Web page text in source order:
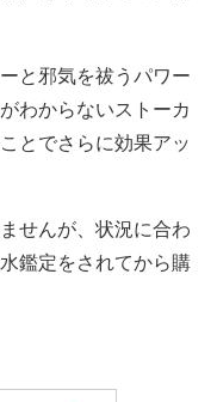
と邪気を祓うパワー
わからないストーカ
とでさらに効果アッ
せんが、状況に合わ
鑑定をされてから購